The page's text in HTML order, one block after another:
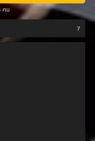
คน
7